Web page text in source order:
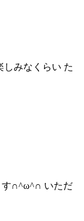
しみなくらい た
す∩^ω^∩ いただ